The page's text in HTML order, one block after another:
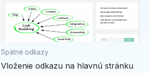
Spätné odkazy
Vloženie odkazu na hlavnú stránku
49,00 €
viacero
Možnosti
môžete